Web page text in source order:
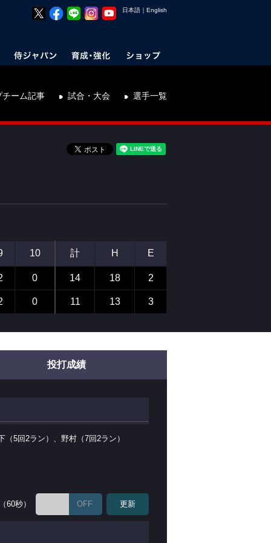
日本語 ｜ English
チーム記事 試合・大会 選手一覧
10 計 H E
0 14 18 2
0 11 13 3
投打成績
（5回2ラン）、野村（7回2ラン）
60秒） OFF 更新